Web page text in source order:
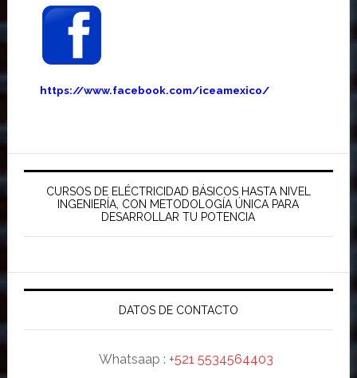
https://www.facebook.com/iceamexico/
Barra
lateral
principal
CURSOS DE ELÉCTRICIDAD BÁSICOS HASTA NIVEL
INGENIERÍA, CON METODOLOGÍA ÚNICA PARA
DESARROLLAR TU POTENCIA
DATOS DE CONTACTO
Whatsaap : +521 5534564403